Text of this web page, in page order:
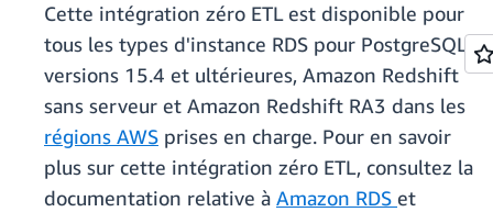
Cette intégration zéro ETL est disponible pour
tous les types d'instance RDS pour PostgreSQL
versions 15.4 et ultérieures, Amazon Redshift
sans serveur et Amazon Redshift RA3 dans les
régions AWS prises en charge. Pour en savoir
plus sur cette intégration zéro ETL, consultez la
documentation relative à Amazon RDS et